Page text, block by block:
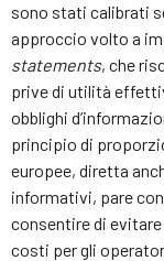
sono stati calibrati
approccio volto a
statements, che
prive di utilità
obblighi
principio di
europee, diretta
informativi, pare
consentire di
costi per gli